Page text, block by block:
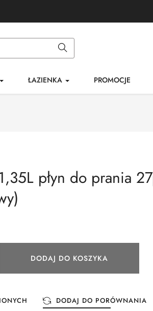
ŁAZIENKA PROMOCJE
płyn do prania
DODAJ DO KOSZYKA
DODAJ DO PORÓWNANIA